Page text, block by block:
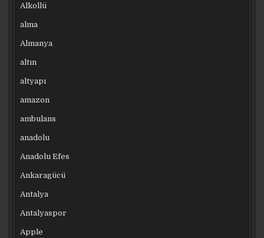
Alkollü
alma
Almanya
altın
altyapı
amazon
ambulans
anadolu
Anadolu Efes
Ankaragücü
Antalya
Antalyaspor
Apple